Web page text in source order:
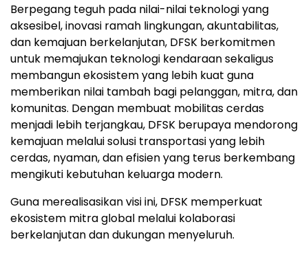
Berpegang teguh pada nilai-nilai teknologi yang
aksesibel, inovasi ramah lingkungan, akuntabilitas,
dan kemajuan berkelanjutan, DFSK berkomitmen
untuk memajukan teknologi kendaraan sekaligus
membangun ekosistem yang lebih kuat guna
memberikan nilai tambah bagi pelanggan, mitra, dan
komunitas. Dengan membuat mobilitas cerdas
menjadi lebih terjangkau, DFSK berupaya mendorong
kemajuan melalui solusi transportasi yang lebih
cerdas, nyaman, dan efisien yang terus berkembang
mengikuti kebutuhan keluarga modern.
Guna merealisasikan visi ini, DFSK memperkuat
ekosistem mitra global melalui kolaborasi
berkelanjutan dan dukungan menyeluruh.